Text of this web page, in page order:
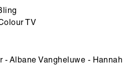
TV
- Albane Vangheluwe - Hannah